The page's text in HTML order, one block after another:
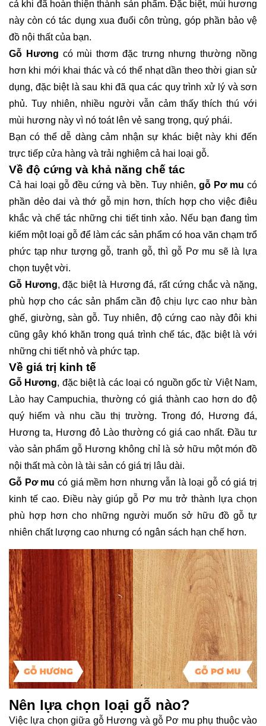
cả khi đã hoàn thiện thành sản phẩm. Đặc biệt, mùi hương
này còn có tác dụng xua đuổi côn trùng, góp phần bảo vệ
đồ nội thất của bạn.
Gỗ Hương có mùi thơm đặc trưng nhưng thường nồng
hơn khi mới khai thác và có thể nhạt dần theo thời gian sử
dụng, đặc biệt là sau khi đã qua các quy trình xử lý và sơn
phủ. Tuy nhiên, nhiều người vẫn cảm thấy thích thú với
mùi hương này vì nó toát lên vẻ sang trọng, quý phái.
Bạn có thể dễ dàng cảm nhận sự khác biệt này khi đến
trực tiếp cửa hàng và trải nghiệm cả hai loại gỗ.
Về độ cứng và khả năng chế tác
Cả hai loại gỗ đều cứng và bền. Tuy nhiên, gỗ Pơ mu có
phần dẻo dai và thớ gỗ mịn hơn, thích hợp cho việc điêu
khắc và chế tác những chi tiết tinh xảo. Nếu bạn đang tìm
kiếm một loại gỗ để làm các sản phẩm có hoa văn chạm trổ
phức tạp như tượng gỗ, tranh gỗ, thì gỗ Pơ mu sẽ là lựa
chọn tuyệt vời.
Gỗ Hương, đặc biệt là Hương đá, rất cứng chắc và nặng,
phù hợp cho các sản phẩm cần độ chịu lực cao như bàn
ghế, giường, sàn gỗ. Tuy nhiên, độ cứng cao này đôi khi
cũng gây khó khăn trong quá trình chế tác, đặc biệt là với
những chi tiết nhỏ và phức tạp.
Về giá trị kinh tế
Gỗ Hương, đặc biệt là các loại có nguồn gốc từ Việt Nam,
Lào hay Campuchia, thường có giá thành cao hơn do độ
quý hiếm và nhu cầu thị trường. Trong đó, Hương đá,
Hương ta, Hương đỏ Lào thường có giá cao nhất. Đầu tư
vào sản phẩm gỗ Hương không chỉ là sở hữu một món đồ
nội thất mà còn là tài sản có giá trị lâu dài.
Gỗ Pơ mu có giá mềm hơn nhưng vẫn là loại gỗ có giá trị
kinh tế cao. Điều này giúp gỗ Pơ mu trở thành lựa chọn
phù hợp hơn cho những người muốn sở hữu đồ gỗ tự
nhiên chất lượng cao nhưng có ngân sách hạn chế hơn.
Nên lựa chọn loại gỗ nào?
Việc lựa chọn giữa gỗ Hương và gỗ Pơ mu phụ thuộc vào